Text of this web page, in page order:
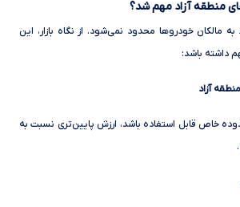
منطقه آزاد مهم شد؟
مالکان خودروها محدود نمی‌شود. از نگاه بازار، این
داشته باشد:
آزاد
خاص قابل استفاده باشد، ارزش پایین‌تری نسبت به